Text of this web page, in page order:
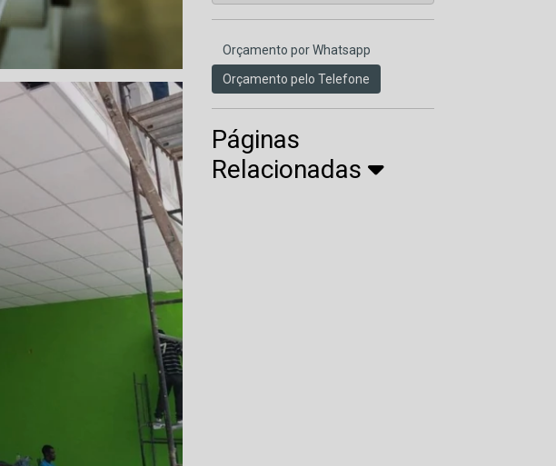
Orçamento por Whatsapp
Orçamento pelo Telefone
Páginas
Relacionadas